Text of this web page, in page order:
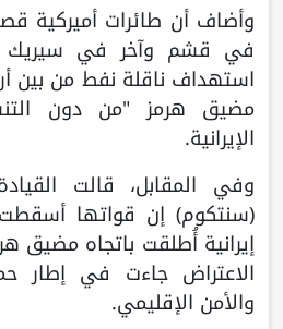
وأضاف أن طائرات أميركية
في قشم وآخر في سيريك
استهداف ناقلة نفط من بين
مضيق هرمز "من دون
الإيرانية.
وفي المقابل، قالت
(سنتكوم) إن قواتها
إيرانية أُطلقت باتجاه مضيق
الاعتراض جاءت في إطار
والأمن الإقليمي.